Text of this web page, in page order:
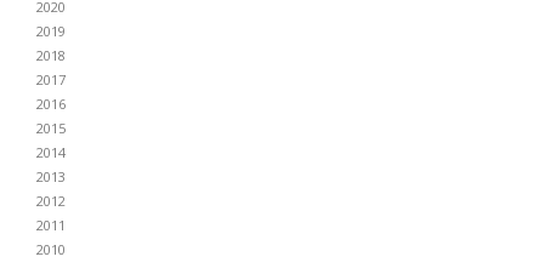
2020
2019
2018
2017
2016
2015
2014
2013
2012
2011
2010